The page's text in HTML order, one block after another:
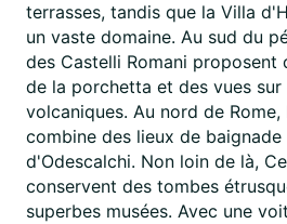
terrasses, tandis que la Villa
un vaste domaine. Au sud du
des Castelli Romani proposent
de la porchetta et des vues sur
volcaniques. Au nord de
combine des lieux de
d'Odescalchi. Non loin de là,
conservent des tombes
superbes musées. Avec une